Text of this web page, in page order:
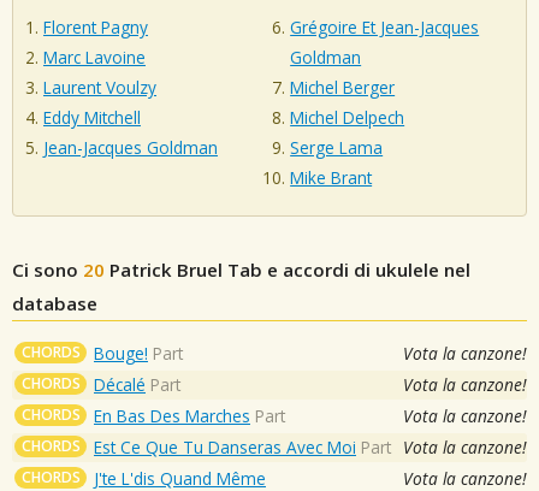
Florent Pagny
Marc Lavoine
Laurent Voulzy
Eddy Mitchell
Jean-Jacques Goldman
Grégoire Et Jean-Jacques
Goldman
Michel Berger
Michel Delpech
Serge Lama
Mike Brant
Ci sono 20 Patrick Bruel Tab e accordi di ukulele nel
database
CHORDS Bouge! Part Vota la canzone!
CHORDS Décalé Part Vota la canzone!
CHORDS En Bas Des Marches Part Vota la canzone!
CHORDS Est Ce Que Tu Danseras Avec Moi Part Vota la canzone!
CHORDS J'te L'dis Quand Même Vota la canzone!